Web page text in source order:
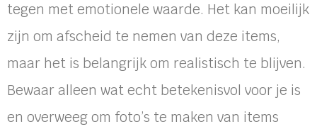
tegen met emotionele waarde. Het kan moeilijk
zijn om afscheid te nemen van deze items,
maar het is belangrijk om realistisch te blijven.
Bewaar alleen wat echt betekenisvol voor je is
en overweeg om foto’s te maken van items